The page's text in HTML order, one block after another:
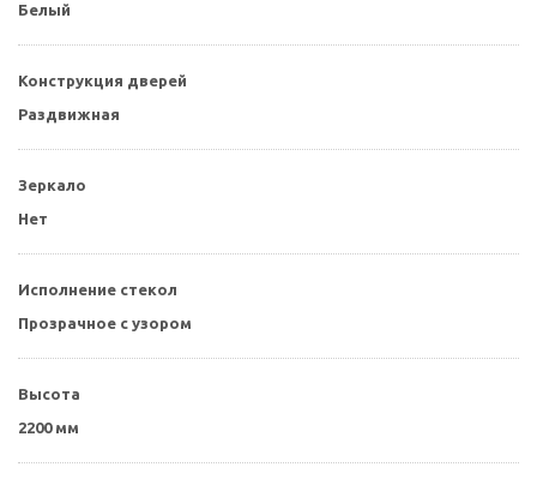
Белый
Конструкция дверей
Раздвижная
Зеркало
Нет
Исполнение стекол
Прозрачное с узором
Высота
2200 мм